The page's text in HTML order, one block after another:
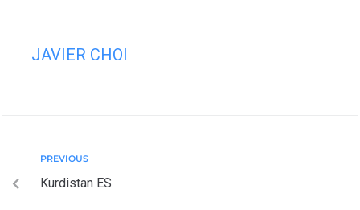
JAVIER CHOI
PREVIOUS
Kurdistan ES